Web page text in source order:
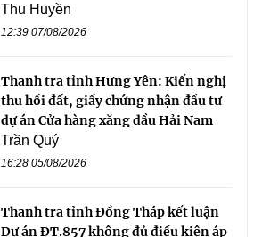
Thu Huyền
12:39 07/08/2026
Thanh tra tỉnh Hưng Yên: Kiến nghị
thu hồi đất, giấy chứng nhận đầu tư
dự án Cửa hàng xăng dầu Hải Nam
Trần Quý
16:28 05/08/2026
Thanh tra tỉnh Đồng Tháp kết luận
Dự án ĐT.857 không đủ điều kiện áp